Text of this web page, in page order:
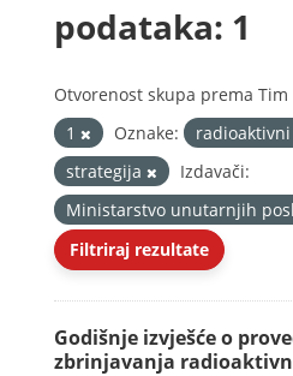
podataka: 1
Otvorenost skupa prema Tim
1
Oznake:
strategija
Izdavači:
Ministarstvo unutarnjih
Filtriraj rezultate
Godišnje izvješće o
zbrinjavanja